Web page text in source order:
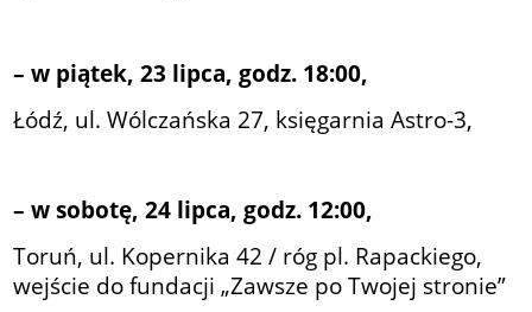
– w piątek, 23 lipca, godz. 18:00,
Łódź, ul. Wólczańska 27, księgarnia Astro-3,
– w sobotę, 24 lipca, godz. 12:00,
Toruń, ul. Kopernika 42 / róg pl. Rapackiego,
wejście do fundacji „Zawsze po Twojej stronie”